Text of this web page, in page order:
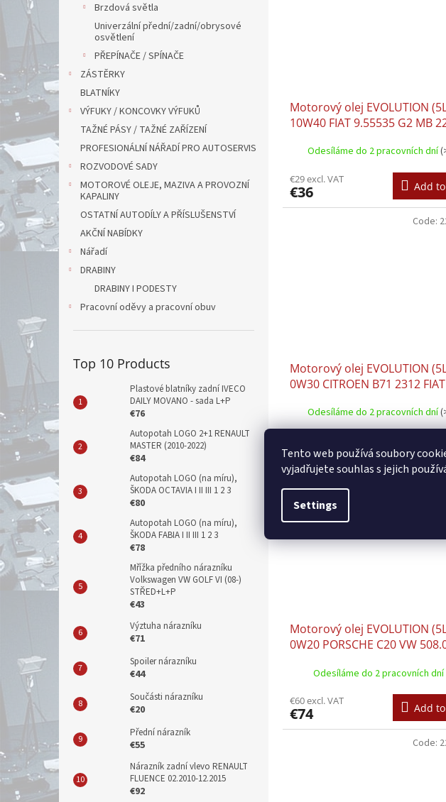
Tento web používá soubory
vyjadřujete souhlas s jejich
Settings
Brzdová světla
Univerzální přední/zadní/obrysové
osvětlení
PŘEPÍNAČE / SPÍNAČE
ZÁSTĚRKY
BLATNÍKY
VÝFUKY / KONCOVKY VÝFUKŮ
TAŽNÉ PÁSY / TAŽNÉ ZAŘÍZENÍ
PROFESIONÁLNÍ NÁŘADÍ PRO AUTOSERVIS
ROZVODOVÉ SADY
MOTOROVÉ OLEJE, MAZIVA A PROVOZNÍ
KAPALINY
OSTATNÍ AUTODÍLY A PŘÍSLUŠENSTVÍ
AKČNÍ NABÍDKY
Nářadí
DRABINY
DRABINY I PODESTY
Pracovní oděvy a pracovní obuv
Top 10 Products
Plastové blatníky zadní IVECO
DAILY MOVANO - sada L+P
€76
Autopotah LOGO 2+1 RENAULT
MASTER (2010-2022)
€84
Autopotah LOGO (na míru),
ŠKODA OCTAVIA I II III 1 2 3
€80
Autopotah LOGO (na míru),
ŠKODA FABIA I II III 1 2 3
€78
Mřížka předního nárazníku
Volkswagen VW GOLF VI (08-)
STŘED+L+P
€43
Výztuha nárazníku
€71
Spoiler nárazníku
€44
Součásti nárazníku
€20
Přední nárazník
€55
Nárazník zadní vlevo RENAULT
FLUENCE 02.2010-12.2015
€92
Motorový olej EVOLUTION
10W40 FIAT 9.55535 G2 MB
RENAULT RN 0700 RENAULT
0710 VW 501.01 VW 505.00
Odesíláme do 2 pracovních dní
€29 excl. VAT
€36 Add
Motorový olej EVOLUTION
0W30 CITROEN B71 2312 FIAT
PEUGEOT B71 2312 TOYOTA
Odesíláme do 2 pracovních dní
€72 Add
Code:
Motorový olej EVOLUTION
0W20 PORSCHE C20 VW
Odesíláme do 2 pracovních dní
€60 excl. VAT
€74 Add
Code: